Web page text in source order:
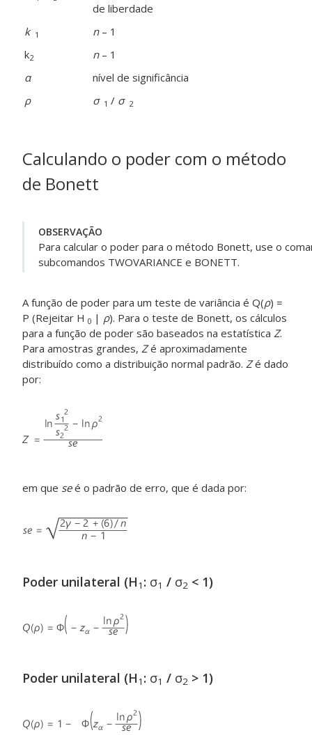
de liberdade
k 1 n– 1
k2 n– 1
α
nível de significância
ρ
σ 1 / σ 2
Calculando o poder com o método
de Bonett
OBSERVAÇÃO
Para calcular o poder para o método Bonett, use o
subcomandos TWOVARIANCE e BONETT.
A função de poder para um teste de variância é Q(ρ) =
P (Rejeitar H 0 | ρ). Para o teste de Bonett, os cálculos
para a função de poder são baseados na estatística Z.
Para amostras grandes, Zé aproximadamente
distribuído como a distribuição normal padrão. Zé dado
por:
em que seé o padrão de erro, que é dada por:
Poder unilateral (H1 : σ1 / σ2 < 1)
Poder unilateral (H1 : σ1 / σ2 > 1)